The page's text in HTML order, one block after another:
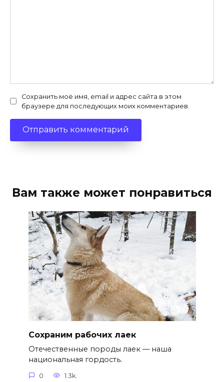
Сохранить моё имя, email и адрес сайта в этом
браузере для последующих моих комментариев.
Вам также может понравиться
Сохраним рабочих лаек
Отечественные породы лаек — наша
национальная гордость.
0 1.3k.